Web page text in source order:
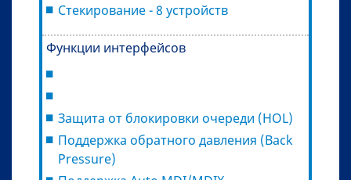
Стекирование - 8 устройств
Функции интерфейсов
Защита от блокировки очереди (HOL)
Поддержка обратного давления (Back
Pressure)